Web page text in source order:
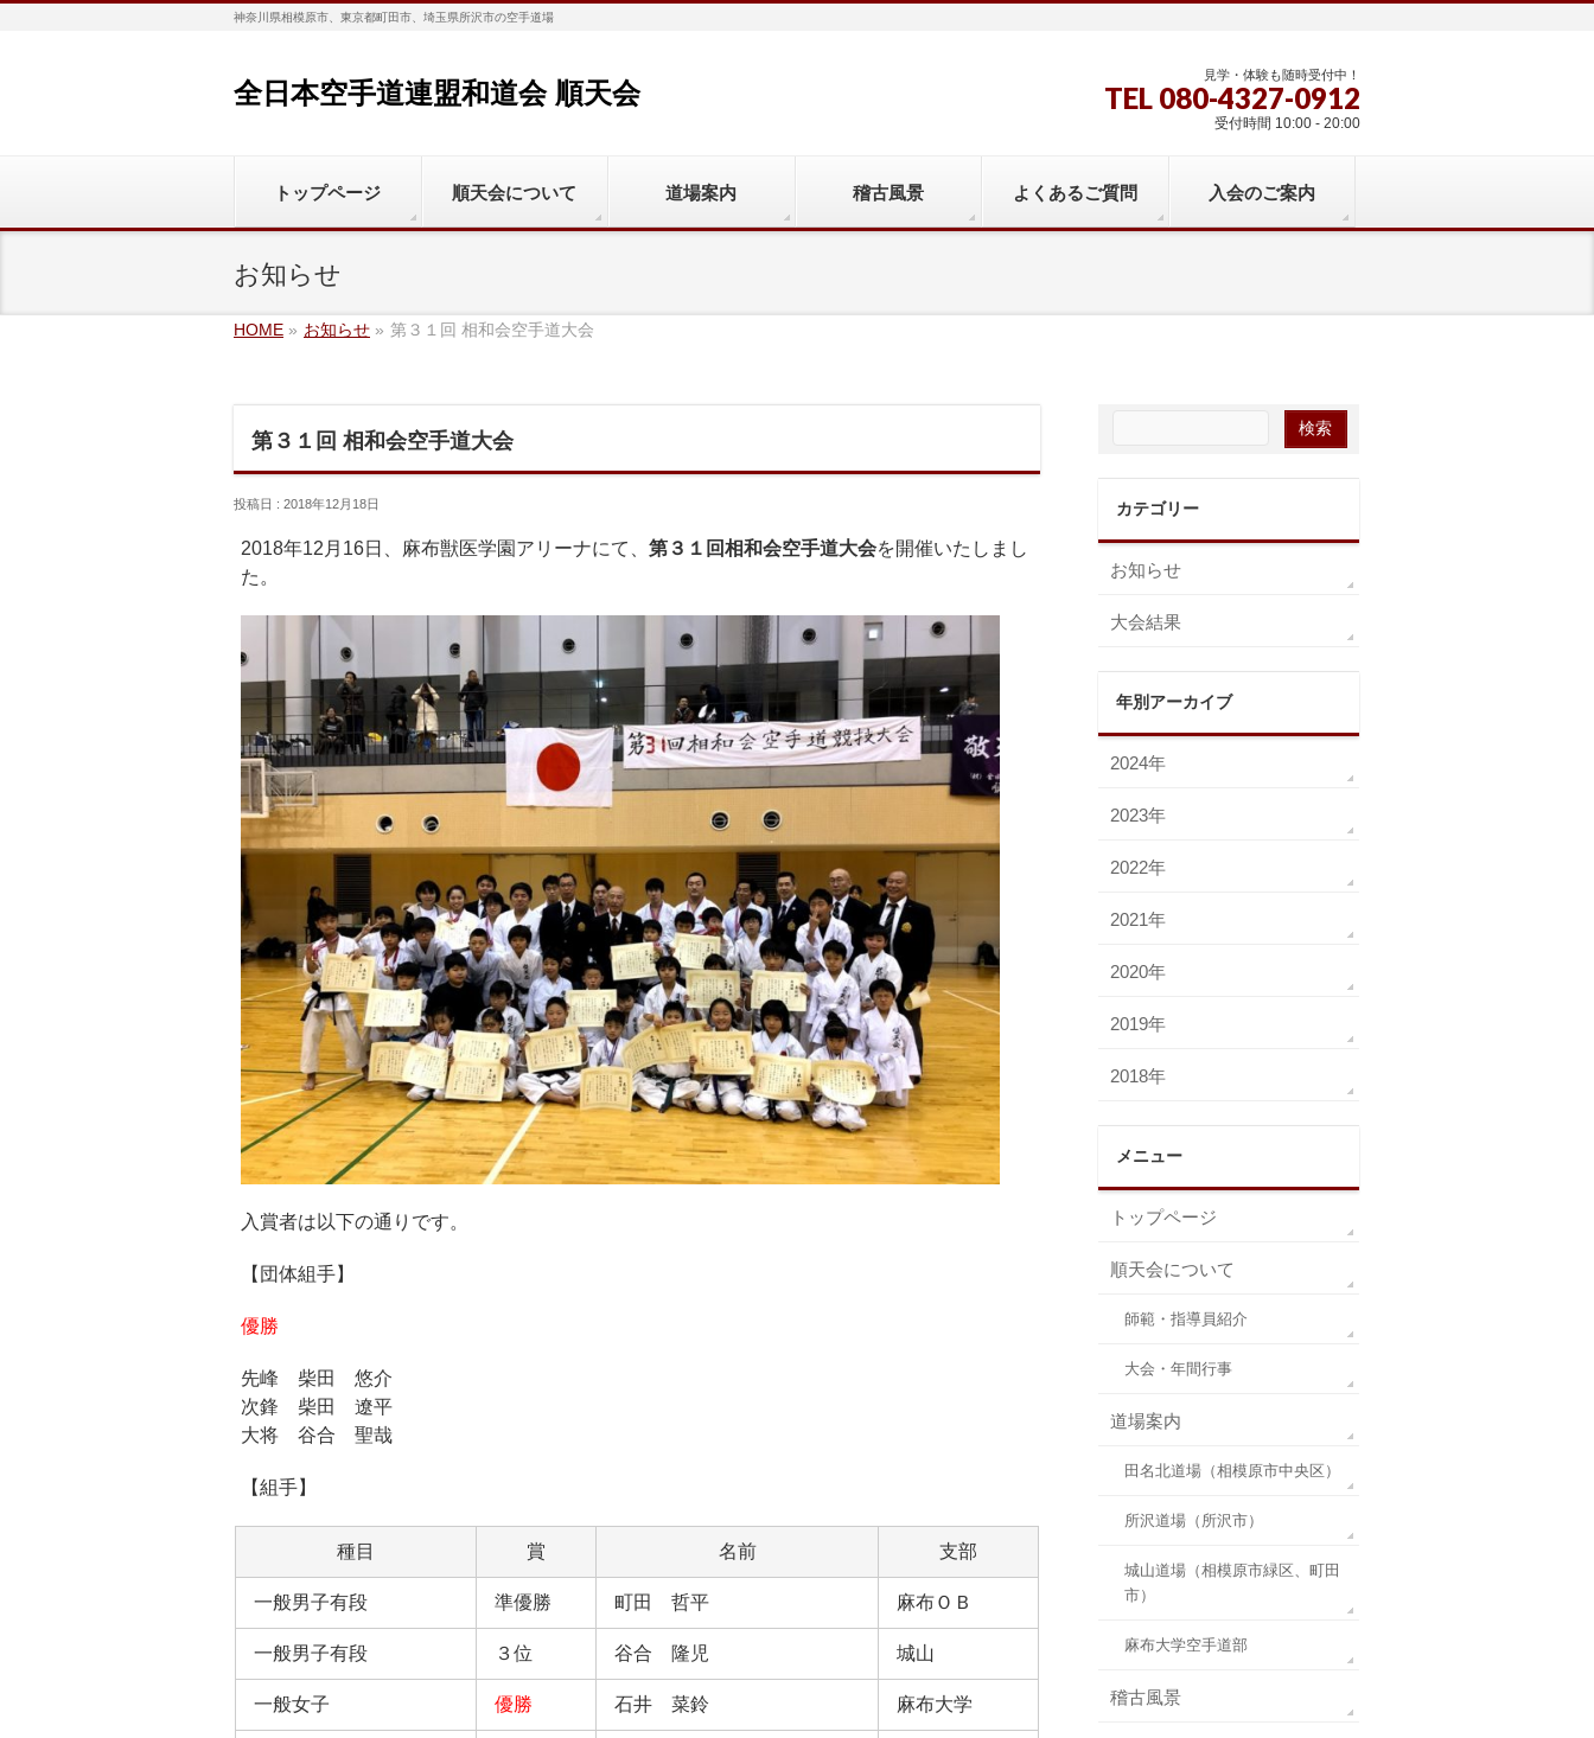
神奈川県相模原市、東京都町田市、埼玉県所沢市の空手道場
全日本空手道連盟和道会 順天会
見学・体験も随時受付中！
TEL 080-4327-0912
受付時間 10:00 - 20:00
トップページ 順天会について 道場案内 稽古風景 よくあるご質問 入会のご案内
お知らせ
HOME » お知らせ » 第３１回 相和会空手道大会
第３１回 相和会空手道大会
投稿日 : 2018年12月18日
2018年12月16日、麻布獣医学園アリーナにて、 第３１回相和会空手道大会を開催いたしまし
た。
入賞者は以下の通りです。
【団体組手】
優勝
先峰 柴田 悠介
次鋒 柴田 遼平
大将 谷合 聖哉
【組手】
種目 賞 名前 支部
一般男子有段 準優勝 町田 哲平 麻布ＯＢ
一般男子有段 ３位 谷合 隆児 城山
一般女子 優勝 石井 菜鈴 麻布大学
カテゴリー
お知らせ
大会結果
年別アーカイブ
2024年
2023年
2022年
2021年
2020年
2019年
2018年
メニュー
トップページ
順天会について
師範・指導員紹介
大会・年間行事
道場案内
田名北道場（相模原市中央区）
所沢道場（所沢市）
城山道場（相模原市緑区、町田
市）
麻布大学空手道部
稽古風景